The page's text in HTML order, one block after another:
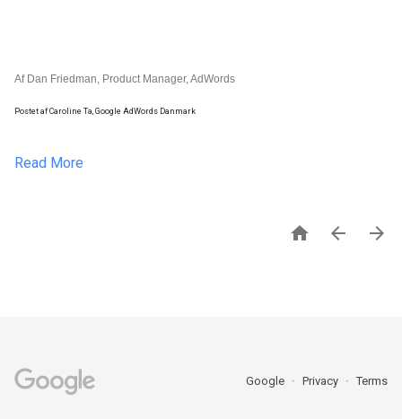
Af Dan Friedman, Product Manager, AdWords
Postet af Caroline Ta, Google AdWords Danmark
Read More
  
Google Privacy Terms